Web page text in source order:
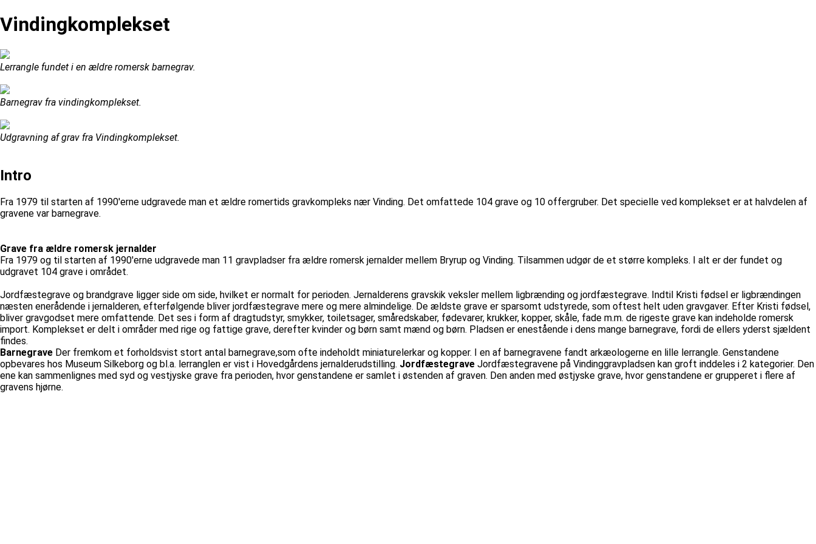
Vindingkomplekset
Lerrangle fundet i en ældre romersk barnegrav.
Barnegrav fra vindingkomplekset.
Udgravning af grav fra Vindingkomplekset.
Intro
Fra 1979 til starten af 1990'erne udgravede man et ældre romertids gravkompleks nær Vinding. Det omfattede 104 grave og 10 offergruber. Det specielle ved komplekset er at halvdelen af
gravene var barnegrave.
Grave fra ældre romersk jernalder
Fra 1979 og til starten af 1990'erne udgravede man 11 gravpladser fra ældre romersk jernalder mellem Bryrup og Vinding. Tilsammen udgør de et større kompleks. I alt er der fundet og
udgravet 104 grave i området.
Jordfæstegrave og brandgrave ligger side om side, hvilket er normalt for perioden. Jernalderens gravskik veksler mellem ligbrænding og jordfæstegrave. Indtil Kristi fødsel er ligbrændingen
næsten enerådende i jernalderen, efterfølgende bliver jordfæstegrave mere og mere almindelige. De ældste grave er sparsomt udstyrede, som oftest helt uden gravgaver. Efter Kristi fødsel,
bliver gravgodset mere omfattende. Det ses i form af dragtudstyr, smykker, toiletsager, småredskaber, fødevarer, krukker, kopper, skåle, fade m.m. de rigeste grave kan indeholde romersk
import. Komplekset er delt i områder med rige og fattige grave, derefter kvinder og børn samt mænd og børn. Pladsen er enestående i dens mange barnegrave, fordi de ellers yderst sjældent
findes.
Barnegrave Der fremkom et forholdsvist stort antal barnegrave,som ofte indeholdt miniaturelerkar og kopper. I en af barnegravene fandt arkæologerne en lille lerrangle. Genstandene
opbevares hos Museum Silkeborg og bl.a. lerranglen er vist i Hovedgårdens jernalderudstilling. Jordfæstegrave Jordfæstegravene på Vindinggravpladsen kan groft inddeles i 2 kategorier. Den
ene kan sammenlignes med syd og vestjyske grave fra perioden, hvor genstandene er samlet i østenden af graven. Den anden med østjyske grave, hvor genstandene er grupperet i flere af
gravens hjørne.